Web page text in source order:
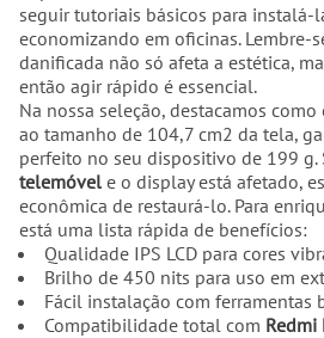
seguir tutoriais básicos para instalá-
economizando em oficinas. Lembre-
danificada não só afeta a estética,
então agir rápido é essencial.
Na nossa seleção, destacamos como
ao tamanho de 104,7 cm2 da tela,
perfeito no seu dispositivo de 199 g.
telemóvel e o display está afetado,
econômica de restaurá-lo. Para
está uma lista rápida de benefícios:
Qualidade IPS LCD para cores
Brilho de 450 nits para uso em
Fácil instalação com ferramentas
Compatibilidade total com Redmi